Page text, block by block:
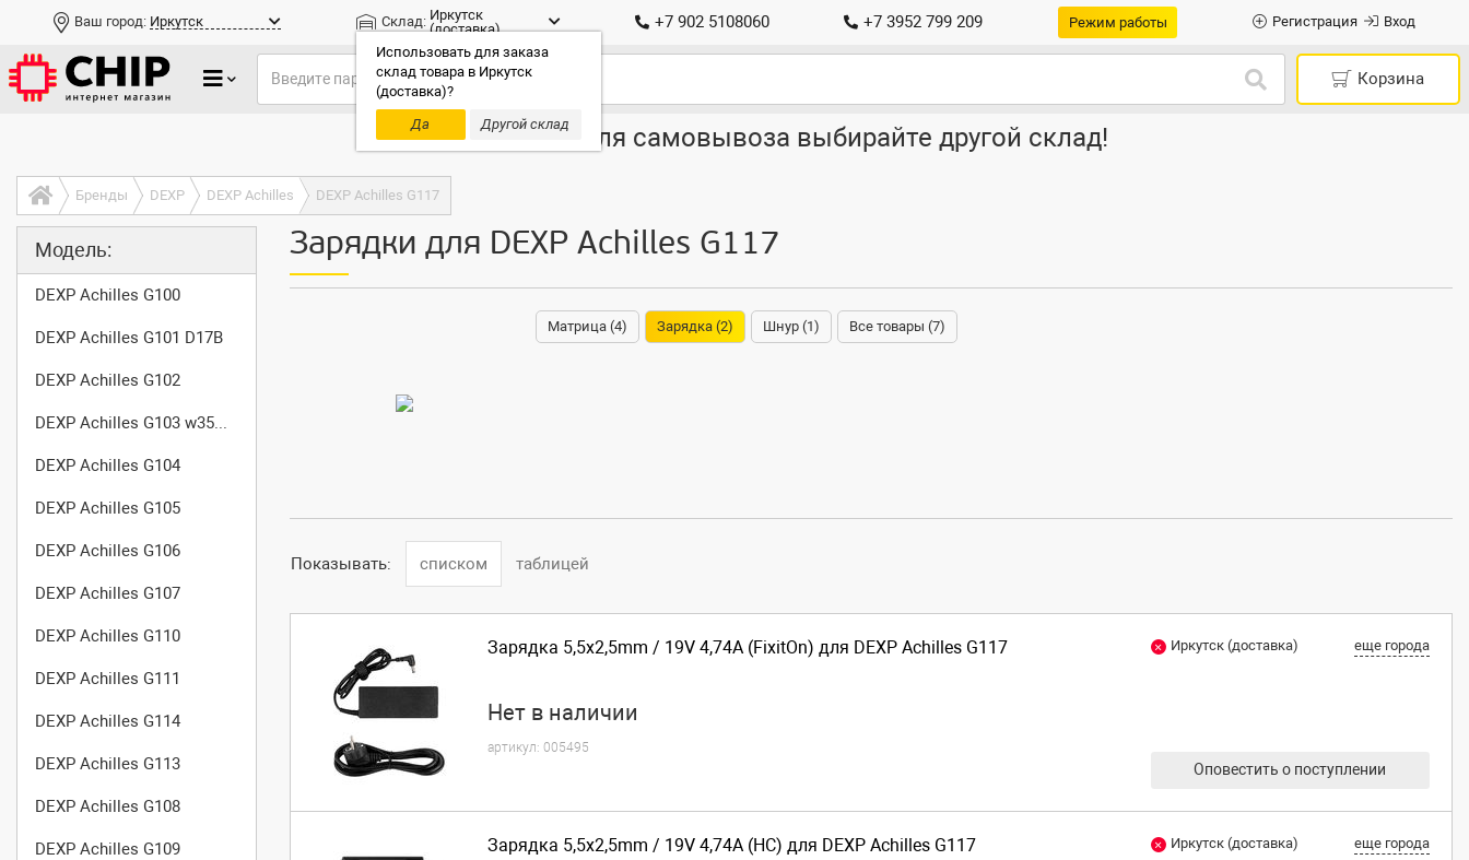
Ваш город: Иркутск Склад: Иркутск
(доставка)
Использовать для заказа
склад товара в Иркутск
(доставка)?
Да
Другой склад
+7 902 5108060 +7 3952 799 209 Режим работы Регистрация Вход
Корзина
Только доставка, для самовывоза выбирайте другой склад!
Бренды DEXP DEXP Achilles DEXP Achilles G117
Модель:
DEXP Achilles G100
DEXP Achilles G101 D17B
DEXP Achilles G102
DEXP Achilles G103 w350ssq
DEXP Achilles G104
DEXP Achilles G105
DEXP Achilles G106
DEXP Achilles G107
DEXP Achilles G110
DEXP Achilles G111
DEXP Achilles G114
DEXP Achilles G113
DEXP Achilles G108
DEXP Achilles G109
Зарядки для DEXP Achilles G117
Матрица (4) Зарядка (2) Шнур (1) Все товары (7)
Показывать: списком таблицей
Зарядка 5,5x2,5mm / 19V 4,74A (FixitOn) для DEXP Achilles G117
Нет в наличии
артикул: 005495
Иркутск (доставка) еще города
Оповестить о поступлении
Зарядка 5,5x2,5mm / 19V 4,74A (HC) для DEXP Achilles G117 Иркутск (доставка) еще города